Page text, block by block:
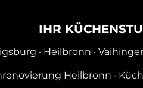
IHR
· Heilbronn ·
Heilbronn ·